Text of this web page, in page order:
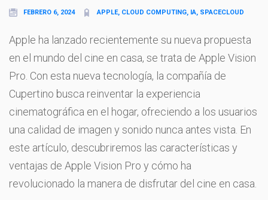
FEBRERO 6, 2024 APPLE, CLOUD COMPUTING, IA, SPACECLOUD
Apple ha lanzado recientemente su nueva propuesta
en el mundo del cine en casa, se trata de Apple Vision
Pro. Con esta nueva tecnología, la compañía de
Cupertino busca reinventar la experiencia
cinematográfica en el hogar, ofreciendo a los usuarios
una calidad de imagen y sonido nunca antes vista. En
este artículo, descubriremos las características y
ventajas de Apple Vision Pro y cómo ha
revolucionado la manera de disfrutar del cine en casa.